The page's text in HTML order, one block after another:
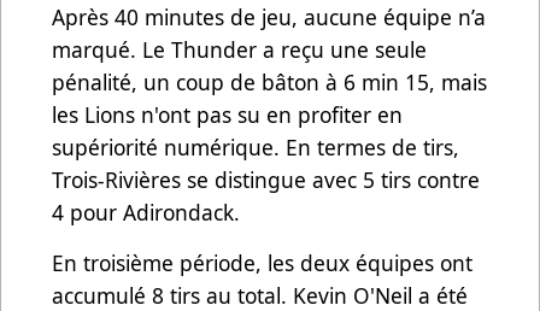
Après 40 minutes de jeu, aucune équipe n’a
marqué. Le Thunder a reçu une seule
pénalité, un coup de bâton à 6 min 15, mais
les Lions n'ont pas su en profiter en
supériorité numérique. En termes de tirs,
Trois-Rivières se distingue avec 5 tirs contre
4 pour Adirondack.
En troisième période, les deux équipes ont
accumulé 8 tirs au total. Kevin O'Neil a été